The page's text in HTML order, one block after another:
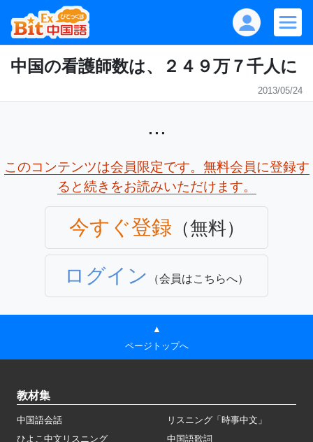
中国の看護師数は、２４９万７千人に
2013/05/24
...
このコンテンツは会員限定です。無料会員に登録す
ると続きをお読みいただけます。
今すぐ登録 （無料）
ログイン （会員はこちらへ）
▲
ページトップへ
教材集
中国語会話
リスニング「時事中文」
ひよこ中文リスニング
中国語歌詞